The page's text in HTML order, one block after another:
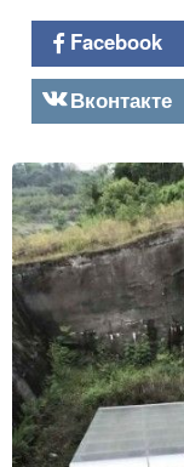
Facebook
Вконтакте